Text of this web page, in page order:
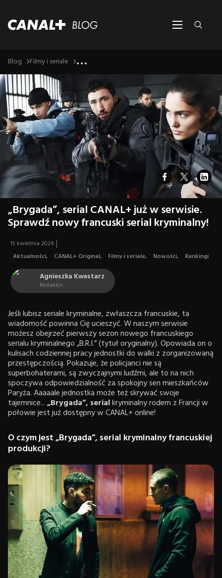
Blog Filmy i seriale ...
„Brygada”, serial CANAL+ już w serwisie.
Sprawdź nowy francuski serial kryminalny!
15 kwietnia 2024
Aktualności, CANAL+ Original, Filmy i seriale, Nowości, Rankingi
Agnieszka Kwestarz
Redaktor
Jeśli lubisz seriale kryminalne, zwłaszcza francuskie, ta
wiadomość powinna Cię ucieszyć. W naszym serwisie
możesz obejrzeć pierwszy sezon nowego francuskiego
serialu kryminalnego „B.R.I.” (tytuł oryginalny). Opowiada on o
kulisach codziennej pracy jednostki do walki z zorganizowaną
przestępczością. Pokazuje, że policjanci nie są
superbohaterami, są zwyczajnymi ludźmi, ale to na nich
spoczywa odpowiedzialność za spokojny sen mieszkańców
Paryża. Aaaaale jednostka może też skrywać swoje
tajemnice...„Brygada”, serialkryminalny rodem z Francji w
połowie jest już dostępny w CANAL+ online!
O czym jest „Brygada”, serial kryminalny francuskiej
produkcji?